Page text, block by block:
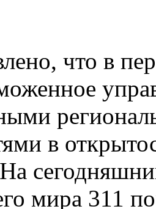
что в
в
мира 311